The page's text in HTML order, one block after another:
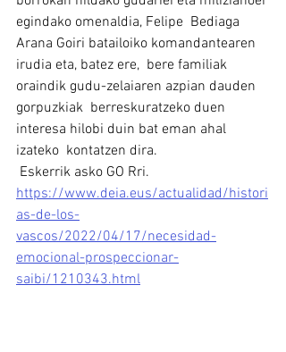
egindako omenaldia, Felipe  Bediaga
Arana Goiri batailoiko komandantearen
irudia eta, batez ere,  bere familiak
oraindik gudu-zelaiaren azpian dauden
gorpuzkiak  berreskuratzeko duen
interesa hilobi duin bat eman ahal
izateko  kontatzen dira.
Eskerrik asko GO Rri.
https://www.deia.eus/actualidad/histori
as-de-los-
vascos/2022/04/17/necesidad-
emocional-prospeccionar-
saibi/1210343.html